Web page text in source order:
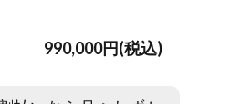
990,000円(税込)